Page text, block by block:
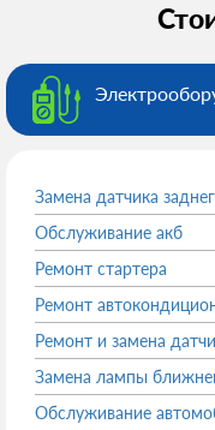
Замена датчика
Обслуживание акб
Ремонт стартера
Ремонт
Ремонт и замена
Замена лампы
Обслуживание